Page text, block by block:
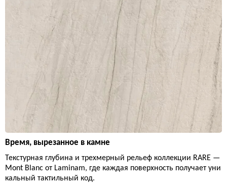
Время, вырезанное в камне
Текстурная глубина и трехмерный рельеф коллекции RARE —
Mont Blanc от Laminam, где каждая поверхность получает уни
кальный тактильный код.